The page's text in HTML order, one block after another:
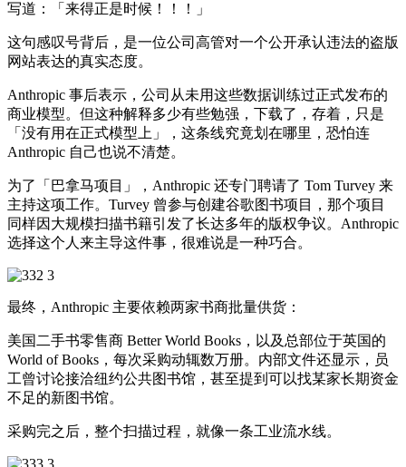
写道：「来得正是时候！！！」
这句感叹号背后，是一位公司高管对一个公开承认违法的盗版
网站表达的真实态度。
Anthropic 事后表示，公司从未用这些数据训练过正式发布的
商业模型。但这种解释多少有些勉强，下载了，存着，只是
「没有用在正式模型上」，这条线究竟划在哪里，恐怕连
Anthropic 自己也说不清楚。
为了「巴拿马项目」，Anthropic 还专门聘请了 Tom Turvey 来
主持这项工作。Turvey 曾参与创建谷歌图书项目，那个项目
同样因大规模扫描书籍引发了长达多年的版权争议。Anthropic
选择这个人来主导这件事，很难说是一种巧合。
最终，Anthropic 主要依赖两家书商批量供货：
美国二手书零售商 Better World Books，以及总部位于英国的
World of Books，每次采购动辄数万册。内部文件还显示，员
工曾讨论接洽纽约公共图书馆，甚至提到可以找某家长期资金
不足的新图书馆。
采购完之后，整个扫描过程，就像一条工业流水线。